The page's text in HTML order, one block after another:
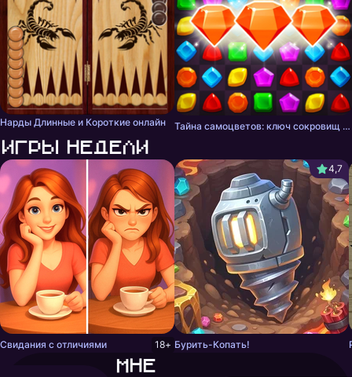
Нарды Длинные и Короткие онлайн Тайна самоцветов: ключ сокровищ - три в ряд
Игры недели
Свидания с отличиями 18+
4,7
Бурить-Копать!
Мне